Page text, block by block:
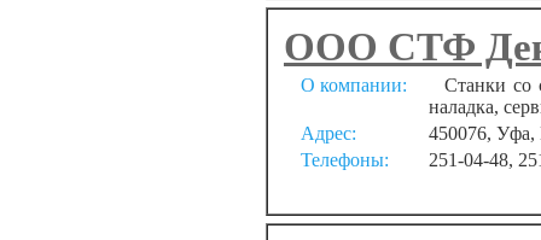
ООО СТФ
О компании:
Станки со
наладка,
Адрес:
450076, Уфа,
Телефоны:
251-04-48,